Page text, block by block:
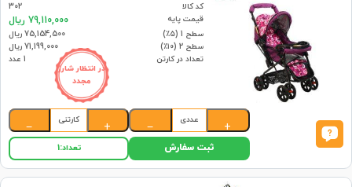
در انتظار شارژ
مجدد
کد کالا
302
قیمت پایه
79,110,000 ریال
سطح 1 (۵٪)
75,154,500 ریال
سطح 2 (۱۰٪)
71,199,000 ریال
تعداد در کارتن
1 عدد
+
عددی
−
+
کارتنی
−
ثبت سفارش تعداد:1